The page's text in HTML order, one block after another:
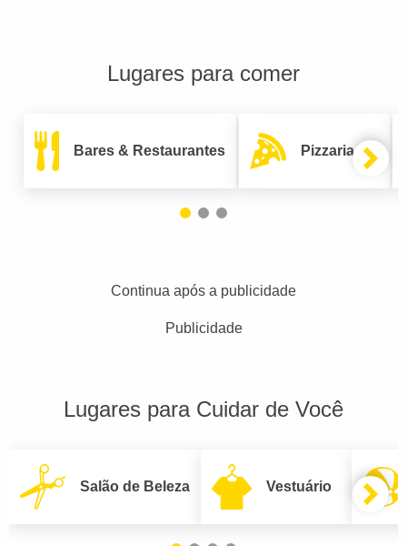
Lugares para comer
Bares & Restaurantes Pizzarias
Continua após a publicidade
Publicidade
Lugares para Cuidar de Você
Salão de Beleza Vestuário